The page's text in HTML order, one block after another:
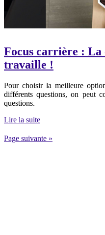
Focus carrière : La
travaille !
Pour choisir la meilleure
différents questions, on peut
questions.
Lire la suite
Page suivante »